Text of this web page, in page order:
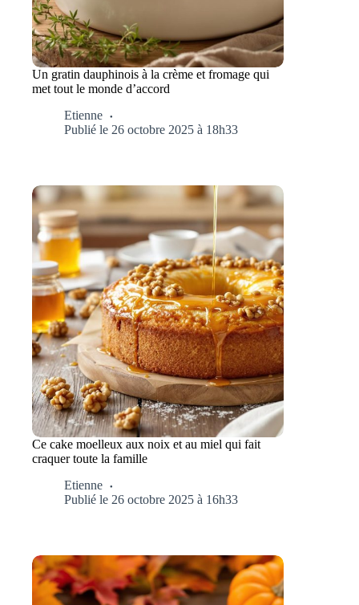
Un gratin dauphinois à la crème et fromage qui
met tout le monde d’accord
Etienne
Publié le 26 octobre 2025 à 18h33
Ce cake moelleux aux noix et au miel qui fait
craquer toute la famille
Etienne
Publié le 26 octobre 2025 à 16h33